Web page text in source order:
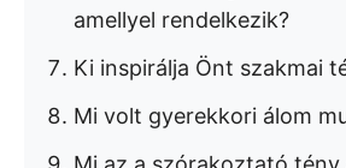
amellyel rendelkezik?
Ki inspirálja Önt szakmai
Mi volt gyerekkori álom